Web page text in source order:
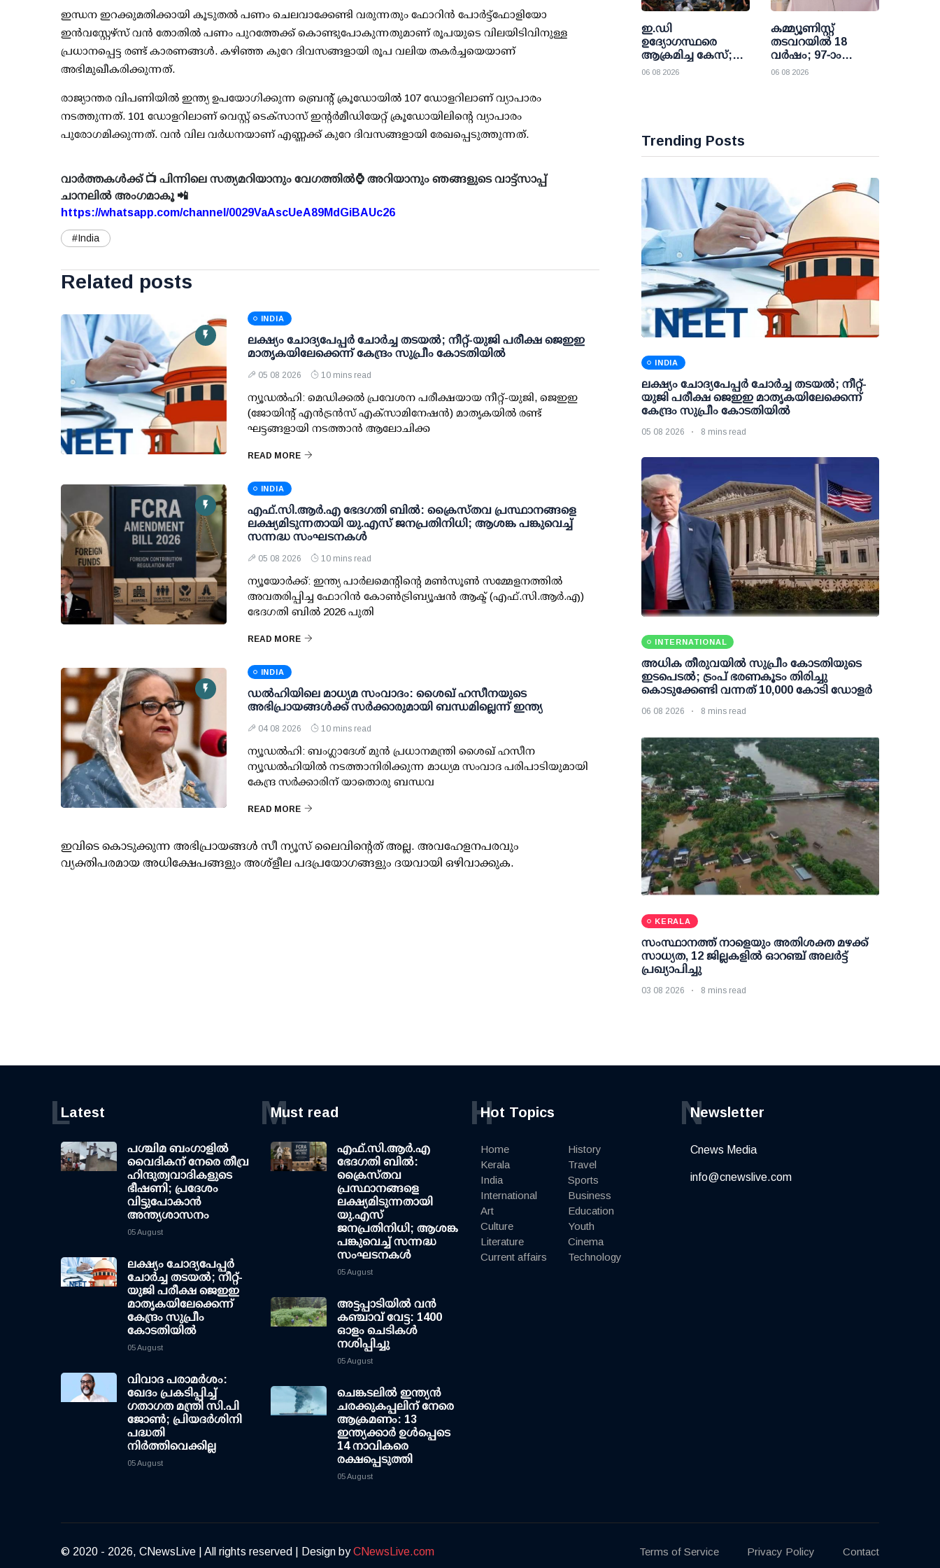
ഇന്ധന ഇറക്കുമതിക്കായി കൂടുതല്‍ പണം ചെലവാക്കേണ്ടി വരുന്നതും ഫോറിന്‍ പോര്‍ട്ട്ഫോളിയോ
ഇന്‍വസ്റ്റേഴ്സ് വന്‍ തോതില്‍ പണം പുറത്തേക്ക് കൊണ്ടുപോകുന്നതുമാണ് രൂപയുടെ വിലയിടിവിനുള്ള
പ്രധാനപ്പെട്ട രണ്ട് കാരണങ്ങള്‍. കഴിഞ്ഞ കുറേ ദിവസങ്ങളായി രൂപ വലിയ തകര്‍ച്ചയെയാണ്
അഭിമുഖീകരിക്കുന്നത്.
രാജ്യാന്തര വിപണിയില്‍ ഇന്ത്യ ഉപയോഗിക്കുന്ന ബ്രെന്റ് ക്രൂഡോയില്‍ 107 ഡോളറിലാണ് വ്യാപാരം
നടത്തുന്നത്. 101 ഡോളറിലാണ് വെസ്റ്റ് ടെക്സാസ് ഇന്റര്‍മീഡിയേറ്റ് ക്രൂഡോയിലിന്റെ വ്യാപാരം
പുരോഗമിക്കുന്നത്. വന്‍ വില വര്‍ധനയാണ് എണ്ണക്ക് കുറേ ദിവസങ്ങളായി രേഖപ്പെടുത്തുന്നത്.
വാർത്തകൾക്ക് 📺 പിന്നിലെ സത്യമറിയാനും വേഗത്തിൽ⌚ അറിയാനും ഞങ്ങളുടെ വാട്ട്സാപ്പ്
ചാനലിൽ അംഗമാകൂ 📲
https://whatsapp.com/channel/0029VaAscUeA89MdGiBAUc26
#India
Related posts
INDIA
ലക്ഷ്യം ചോദ്യപേപ്പര്‍ ചോര്‍ച്ച തടയല്‍; നീറ്റ്-യുജി പരീക്ഷ ജെഇഇ
മാതൃകയിലേക്കെന്ന് കേന്ദ്രം സുപ്രീം കോടതിയില്‍
05 08 2026 10 mins read
ന്യൂഡല്‍ഹി: മെഡിക്കല്‍ പ്രവേശന പരീക്ഷയായ നീറ്റ്-യുജി, ജെഇഇ
(ജോയിന്റ് എന്‍ട്രന്‍സ് എക്‌സാമിനേഷന്‍) മാതൃകയില്‍ രണ്ട്
ഘട്ടങ്ങളായി നടത്താന്‍ ആലോചിക്ക
READ MORE
INDIA
എഫ്.സി.ആര്‍.എ ഭേദഗതി ബില്‍: ക്രൈസ്തവ പ്രസ്ഥാനങ്ങളെ
ലക്ഷ്യമിടുന്നതായി യു.എസ് ജനപ്രതിനിധി; ആശങ്ക പങ്കുവെച്ച്
സന്നദ്ധ സംഘടനകള്‍
05 08 2026 10 mins read
ന്യൂയോര്‍ക്ക്: ഇന്ത്യ പാര്‍ലമെന്റിന്റെ മണ്‍സൂണ്‍ സമ്മേളനത്തില്‍
അവതരിപ്പിച്ച ഫോറിന്‍ കോണ്‍ട്രിബ്യൂഷന്‍ ആക്ട് (എഫ്.സി.ആര്‍.എ)
ഭേദഗതി ബില്‍ 2026 പുതി
READ MORE
INDIA
ഡല്‍ഹിയിലെ മാധ്യമ സംവാദം: ശൈഖ് ഹസീനയുടെ
അഭിപ്രായങ്ങള്‍ക്ക് സര്‍ക്കാരുമായി ബന്ധമില്ലെന്ന് ഇന്ത്യ
04 08 2026 10 mins read
ന്യൂഡല്‍ഹി: ബംഗ്ലാദേശ് മുന്‍ പ്രധാനമന്ത്രി ശൈഖ് ഹസീന
ന്യൂഡല്‍ഹിയില്‍ നടത്താനിരിക്കുന്ന മാധ്യമ സംവാദ പരിപാടിയുമായി
കേന്ദ്ര സര്‍ക്കാരിന് യാതൊരു ബന്ധവ
READ MORE
ഇവിടെ കൊടുക്കുന്ന അഭിപ്രായങ്ങള്‍ സീ ന്യൂസ് ലൈവിന്റെത് അല്ല. അവഹേളനപരവും
വ്യക്തിപരമായ അധിക്ഷേപങ്ങളും അശ്‌ളീല പദപ്രയോഗങ്ങളും ദയവായി ഒഴിവാക്കുക.
ഇ.ഡി
ഉദ്യോഗസ്ഥരെ
ആക്രമിച്ച കേസ്;
എം.വി ഗോവിന്ദനും
06 08 2026
കമ്മ്യൂണിസ്റ്റ്
തടവറയില്‍ 18
വര്‍ഷം; 97-ാം
വയസില്‍ അതേ
06 08 2026
Trending Posts
INDIA
ലക്ഷ്യം ചോദ്യപേപ്പര്‍ ചോര്‍ച്ച തടയല്‍; നീറ്റ്-
യുജി പരീക്ഷ ജെഇഇ മാതൃകയിലേക്കെന്ന്
കേന്ദ്രം സുപ്രീം കോടതിയില്‍
05 08 2026 8 mins read
INTERNATIONAL
അധിക തീരുവയില്‍ സുപ്രീം കോടതിയുടെ
ഇടപെടല്‍; ട്രംപ് ഭരണകൂടം തിരിച്ചു
കൊടുക്കേണ്ടി വന്നത് 10,000 കോടി ഡോളര്‍
06 08 2026 8 mins read
KERALA
സംസ്ഥാനത്ത് നാളെയും അതിശക്ത മഴക്ക്
സാധ്യത, 12 ജില്ലകളിൽ ഓറഞ്ച് അലർട്ട്
പ്രഖ്യാപിച്ചു
03 08 2026 8 mins read
Latest
L
പശ്ചിമ ബംഗാളിൽ
വൈദികന് നേരെ തീവ്ര
ഹിന്ദുത്വവാദികളുടെ
ഭീഷണി; പ്രദേശം
വിട്ടുപോകാൻ
അന്ത്യശാസനം
05 August
ലക്ഷ്യം ചോദ്യപേപ്പര്‍
ചോര്‍ച്ച തടയല്‍; നീറ്റ്-
യുജി പരീക്ഷ ജെഇഇ
മാതൃകയിലേക്കെന്ന്
കേന്ദ്രം സുപ്രീം
കോടതിയില്‍
05 August
വിവാദ പരാമര്‍ശം:
ഖേദം പ്രകടിപ്പിച്ച്
ഗതാഗത മന്ത്രി സി.പി
ജോണ്‍; പ്രിയദര്‍ശിനി
പദ്ധതി
നിര്‍ത്തിവെക്കില്ല
05 August
Must read
M
എഫ്.സി.ആര്‍.എ
ഭേദഗതി ബില്‍:
ക്രൈസ്തവ
പ്രസ്ഥാനങ്ങളെ
ലക്ഷ്യമിടുന്നതായി
യു.എസ്
ജനപ്രതിനിധി; ആശങ്ക
പങ്കുവെച്ച് സന്നദ്ധ
സംഘടനകള്‍
05 August
അട്ടപ്പാടിയില്‍ വന്‍
കഞ്ചാവ് വേട്ട: 1400
ഓളം ചെടികള്‍
നശിപ്പിച്ചു
05 August
ചെങ്കടലില്‍ ഇന്ത്യന്‍
ചരക്കുകപ്പലിന് നേരെ
ആക്രമണം: 13
ഇന്ത്യക്കാര്‍ ഉള്‍പ്പെടെ
14 നാവികരെ
രക്ഷപ്പെടുത്തി
05 August
Hot Topics
H
Home
Kerala
India
International
Art
Culture
Literature
Current affairs
History
Travel
Sports
Business
Education
Youth
Cinema
Technology
Newsletter
N
Cnews Media
info@cnewslive.com
© 2020 - 2026, CNewsLive | All rights reserved | Design byCNewsLive.com Terms of Service Privacy Policy Contact